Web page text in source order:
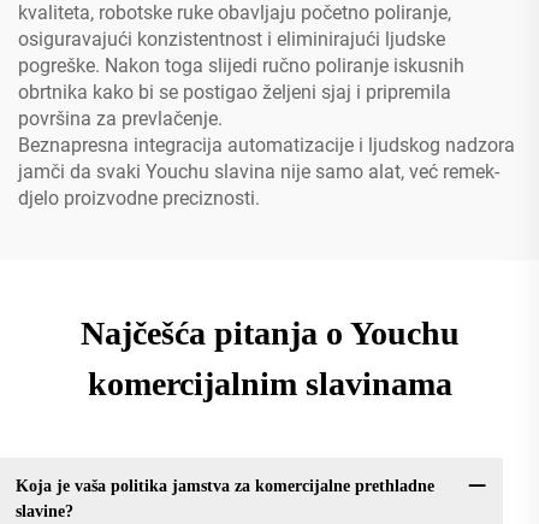
kvaliteta, robotske ruke obavljaju početno poliranje,
osiguravajući konzistentnost i eliminirajući ljudske
pogreške. Nakon toga slijedi ručno poliranje iskusnih
obrtnika kako bi se postigao željeni sjaj i pripremila
površina za prevlačenje.
Beznapresna integracija automatizacije i ljudskog nadzora
jamči da svaki Youchu slavina nije samo alat, već remek-
djelo proizvodne preciznosti.
Najčešća pitanja o Youchu
komercijalnim slavinama
Koja je vaša politika jamstva za komercijalne prethladne
slavine?